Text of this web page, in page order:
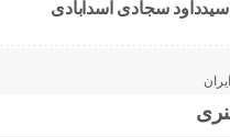
سیدداود سجادی اسدآبادی